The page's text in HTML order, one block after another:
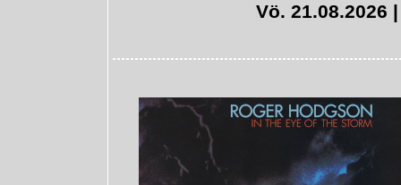
Vö. 21.08.2026